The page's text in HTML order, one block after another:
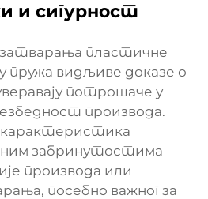
и сигурност
пластичне
пружа видљиве доказе о
потрошаче у
производа.
карактеристика
забринутостима
производа или
посебно важног за